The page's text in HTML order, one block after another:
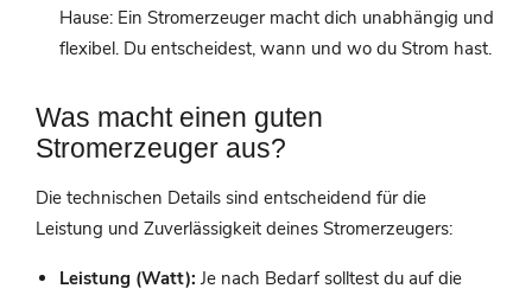
Hause: Ein Stromerzeuger macht dich unabhängig und
flexibel. Du entscheidest, wann und wo du Strom hast.
Was macht einen guten
Stromerzeuger aus?
Die technischen Details sind entscheidend für die
Leistung und Zuverlässigkeit deines Stromerzeugers:
Leistung (Watt): Je nach Bedarf solltest du auf die